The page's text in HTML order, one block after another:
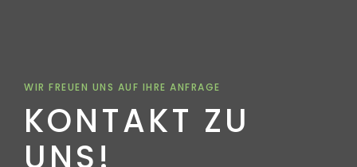
WIR FREUEN UNS AUF IHRE ANFRAGE
KONTAKT ZU
UNS!